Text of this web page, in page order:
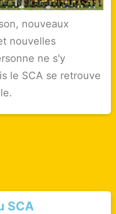
nouveaux
nouvelles
ne s'y
le SCA se retrouve
SCA